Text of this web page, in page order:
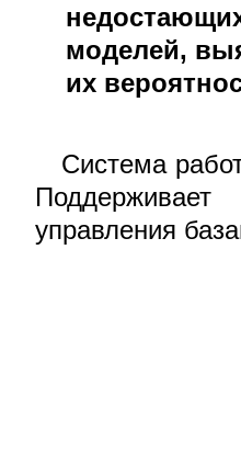
моделей,
их
Система
управления